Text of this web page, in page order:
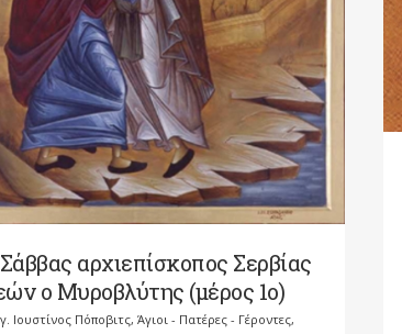
Σάββας αρχιεπίσκοπος Σερβίας
ο Μυροβλύτης (μέρος 1ο)
Ιουστίνος Πόποβιτς, Άγιοι - Πατέρες - Γέροντες,